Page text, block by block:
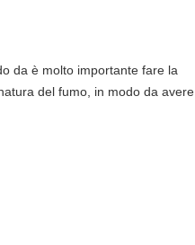
da è molto importante fare la
del fumo, in modo da avere